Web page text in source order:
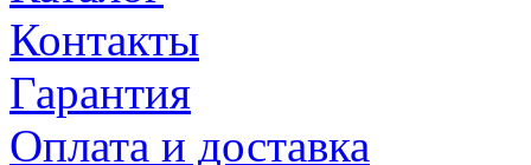
Контакты
Гарантия
Оплата и доставка